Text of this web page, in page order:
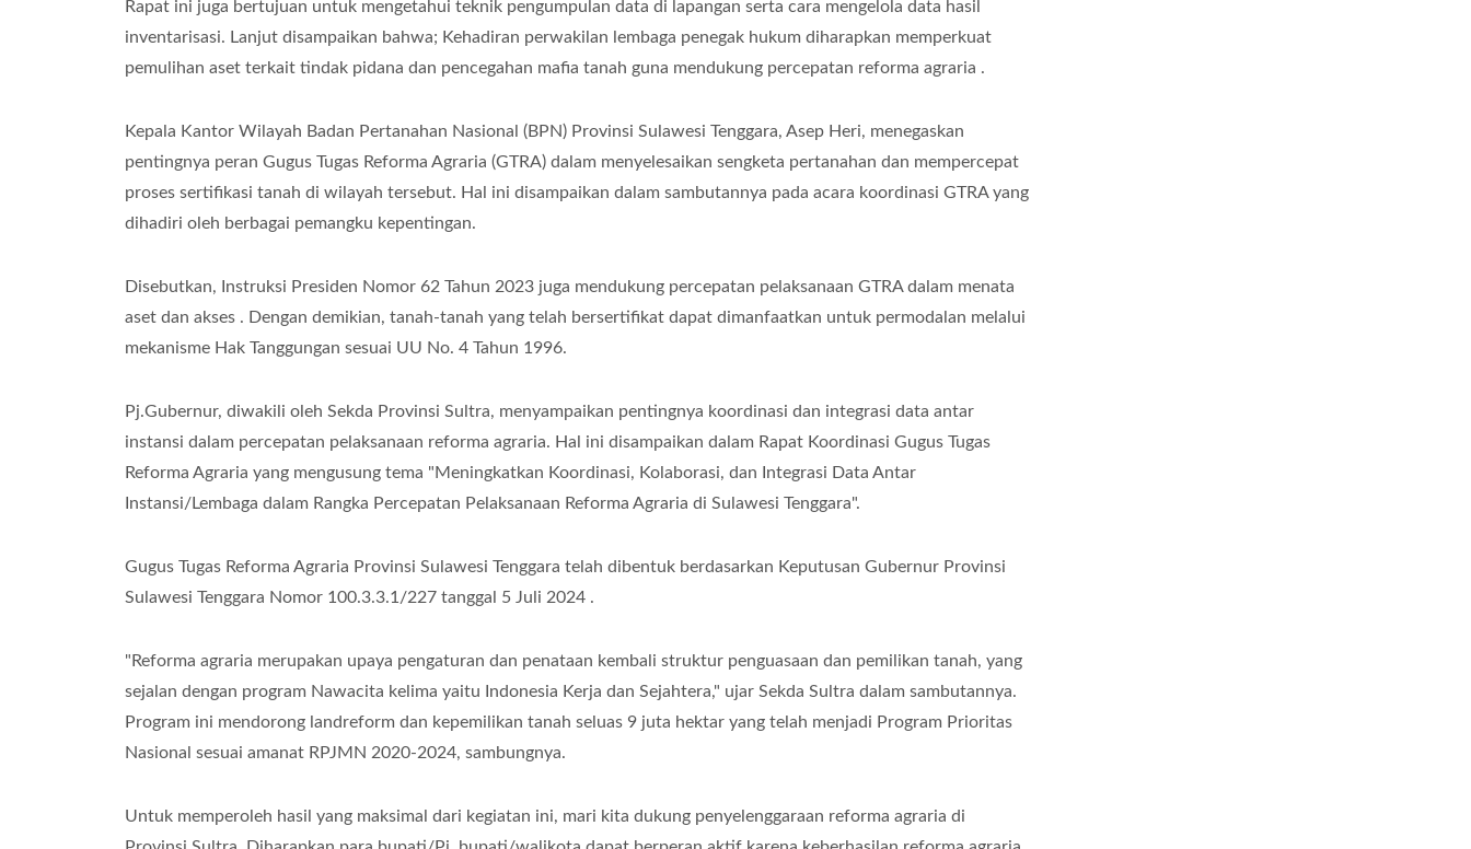
Rapat ini juga bertujuan untuk mengetahui teknik pengumpulan data di lapangan serta cara mengelola data hasil
inventarisasi. Lanjut disampaikan bahwa; Kehadiran perwakilan lembaga penegak hukum diharapkan memperkuat
pemulihan aset terkait tindak pidana dan pencegahan mafia tanah guna mendukung percepatan reforma agraria .
Kepala Kantor Wilayah Badan Pertanahan Nasional (BPN) Provinsi Sulawesi Tenggara, Asep Heri, menegaskan
pentingnya peran Gugus Tugas Reforma Agraria (GTRA) dalam menyelesaikan sengketa pertanahan dan mempercepat
proses sertifikasi tanah di wilayah tersebut. Hal ini disampaikan dalam sambutannya pada acara koordinasi GTRA yang
dihadiri oleh berbagai pemangku kepentingan.
Disebutkan, Instruksi Presiden Nomor 62 Tahun 2023 juga mendukung percepatan pelaksanaan GTRA dalam menata
aset dan akses . Dengan demikian, tanah-tanah yang telah bersertifikat dapat dimanfaatkan untuk permodalan melalui
mekanisme Hak Tanggungan sesuai UU No. 4 Tahun 1996.
Pj.Gubernur, diwakili oleh Sekda Provinsi Sultra, menyampaikan pentingnya koordinasi dan integrasi data antar
instansi dalam percepatan pelaksanaan reforma agraria. Hal ini disampaikan dalam Rapat Koordinasi Gugus Tugas
Reforma Agraria yang mengusung tema "Meningkatkan Koordinasi, Kolaborasi, dan Integrasi Data Antar
Instansi/Lembaga dalam Rangka Percepatan Pelaksanaan Reforma Agraria di Sulawesi Tenggara".
Gugus Tugas Reforma Agraria Provinsi Sulawesi Tenggara telah dibentuk berdasarkan Keputusan Gubernur Provinsi
Sulawesi Tenggara Nomor 100.3.3.1/227 tanggal 5 Juli 2024 .
"Reforma agraria merupakan upaya pengaturan dan penataan kembali struktur penguasaan dan pemilikan tanah, yang
sejalan dengan program Nawacita kelima yaitu Indonesia Kerja dan Sejahtera," ujar Sekda Sultra dalam sambutannya.
Program ini mendorong landreform dan kepemilikan tanah seluas 9 juta hektar yang telah menjadi Program Prioritas
Nasional sesuai amanat RPJMN 2020-2024, sambungnya.
Untuk memperoleh hasil yang maksimal dari kegiatan ini, mari kita dukung penyelenggaraan reforma agraria di